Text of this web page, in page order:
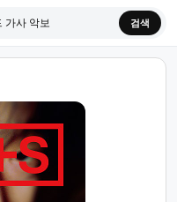
검색